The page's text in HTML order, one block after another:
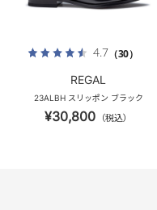
4.7（30）
REGAL
23ALBH スリッポン ブラック
¥30,800 （税込）